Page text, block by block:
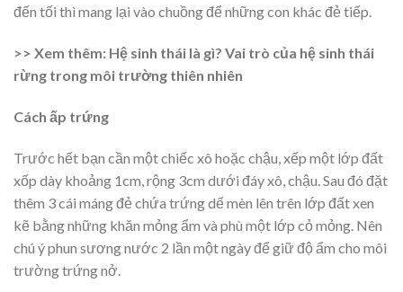
đến tối thì mang lại vào chuồng để những con khác đẻ tiếp.
>> Xem thêm: Hệ sinh thái là gì? Vai trò của hệ sinh thái
rừng trong môi trường thiên nhiên
Cách ấp trứng
Trước hết bạn cần một chiếc xô hoặc chậu, xếp một lớp đất
xốp dày khoảng 1cm, rộng 3cm dưới đáy xô, chậu. Sau đó đặt
thêm 3 cái máng đẻ chứa trứng dế mèn lên trên lớp đất xen
kẽ bằng những khăn mỏng ẩm và phù một lớp cỏ mỏng. Nên
chú ý phun sương nước 2 lần một ngày để giữ độ ẩm cho môi
trường trứng nở.